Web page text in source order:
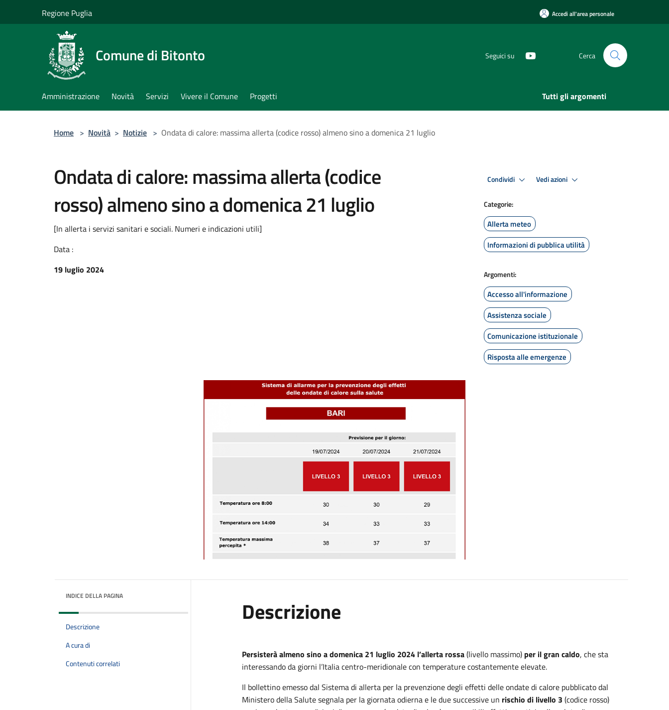
Regione Puglia Accedi all'area personale
Comune di Bitonto Seguici su Cerca
Amministrazione Novità Servizi Vivere il Comune Progetti Tutti gli argomenti
Home > Novità > Notizie > Ondata di calore: massima allerta (codice rosso) almeno sino a domenica 21 luglio
Ondata di calore: massima allerta (codice
rosso) almeno sino a domenica 21 luglio
[In allerta i servizi sanitari e sociali. Numeri e indicazioni utili]
Data :
19 luglio 2024
Condividi Vedi azioni
Categorie:
Allerta meteo
Informazioni di pubblica utilità
Argomenti:
Accesso all'informazione
Assistenza sociale
Comunicazione istituzionale
Risposta alle emergenze
INDICE DELLA PAGINA
Descrizione
A cura di
Contenuti correlati
Descrizione
Persisterà almeno sino a domenica 21 luglio 2024 l’allerta rossa(livello massimo) per il gran caldo, che sta
interessando da giorni l’Italia centro-meridionale con temperature costantemente elevate.
Il bollettino emesso dal Sistema di allerta per la prevenzione degli effetti delle ondate di calore pubblicato dal
Ministero della Salute segnala per la giornata odierna e le due successive un rischio di livello 3 (codice rosso)